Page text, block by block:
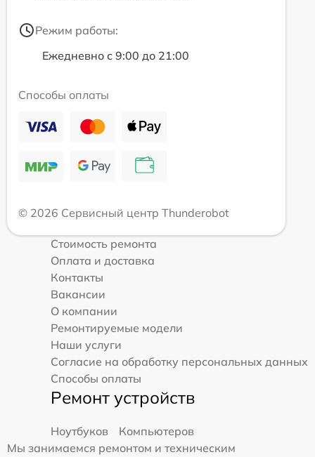
Режим работы:
Ежедневно с 9:00 до 21:00
Способы оплаты
© 2026 Сервисный центр Thunderobot
Стоимость ремонта
Оплата и доставка
Контакты
Вакансии
О компании
Ремонтируемые модели
Наши услуги
Согласие на обработку персональных данных
Способы оплаты
Ремонт устройств
Ноутбуков
Компьютеров
Мы занимаемся ремонтом и техническим